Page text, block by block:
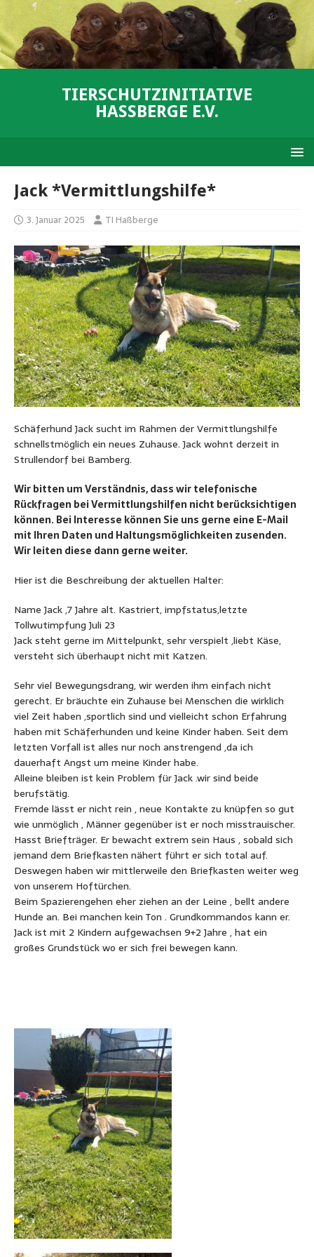
TIERSCHUTZINITIATIVE
HASSBERGE E.V.
Jack *Vermittlungshilfe*
3. Januar 2025 TI Haßberge
Schäferhund Jack sucht im Rahmen der Vermittlungshilfe
schnellstmöglich ein neues Zuhause. Jack wohnt derzeit in
Strullendorf bei Bamberg.
Wir bitten um Verständnis, dass wir telefonische
Rückfragen bei Vermittlungshilfen nicht berücksichtigen
können. Bei Interesse können Sie uns gerne eine E-Mail
mit Ihren Daten und Haltungsmöglichkeiten zusenden.
Wir leiten diese dann gerne weiter.
Hier ist die Beschreibung der aktuellen Halter:
Name Jack ,7 Jahre alt. Kastriert, impfstatus,letzte
Tollwutimpfung Juli 23
Jack steht gerne im Mittelpunkt, sehr verspielt ,liebt Käse,
versteht sich überhaupt nicht mit Katzen.
Sehr viel Bewegungsdrang, wir werden ihm einfach nicht
gerecht. Er bräuchte ein Zuhause bei Menschen die wirklich
viel Zeit haben ,sportlich sind und vielleicht schon Erfahrung
haben mit Schäferhunden und keine Kinder haben. Seit dem
letzten Vorfall ist alles nur noch anstrengend ,da ich
dauerhaft Angst um meine Kinder habe.
Alleine bleiben ist kein Problem für Jack .wir sind beide
berufstätig.
Fremde lässt er nicht rein , neue Kontakte zu knüpfen so gut
wie unmöglich , Männer gegenüber ist er noch misstrauischer.
Hasst Briefträger. Er bewacht extrem sein Haus , sobald sich
jemand dem Briefkasten nähert führt er sich total auf.
Deswegen haben wir mittlerweile den Briefkasten weiter weg
von unserem Hoftürchen.
Beim Spazierengehen eher ziehen an der Leine , bellt andere
Hunde an. Bei manchen kein Ton . Grundkommandos kann er.
Jack ist mit 2 Kindern aufgewachsen 9+2 Jahre , hat ein
großes Grundstück wo er sich frei bewegen kann.